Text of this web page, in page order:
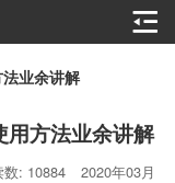
业余讲解
方法业余讲解
数: 10884
2020年03月